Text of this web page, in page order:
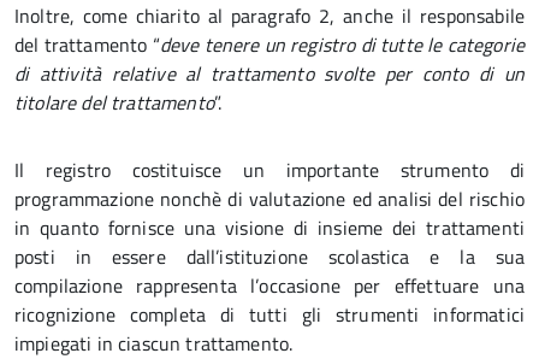
Inoltre, come chiarito al paragrafo 2, anche il responsabile
del trattamento “deve tenere un registro di tutte le categorie
di attività relative al trattamento svolte per conto di un
titolare del trattamento”.
Il registro costituisce un importante strumento di
programmazione nonchè di valutazione ed analisi del rischio
in quanto fornisce una visione di insieme dei trattamenti
posti in essere dall’istituzione scolastica e la sua
compilazione rappresenta l’occasione per effettuare una
ricognizione completa di tutti gli strumenti informatici
impiegati in ciascun trattamento.